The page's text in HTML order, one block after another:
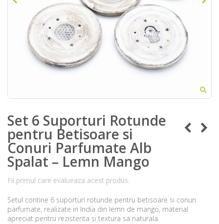
Set 6 Suporturi Rotunde
pentru Betisoare si
Conuri Parfumate Alb
Spalat – Lemn Mango
Fii primul care evalueaza acest produs.
Setul contine 6 suporturi rotunde pentru betisoare si conuri
parfumate, realizate in India din lemn de mango, material
apreciat pentru rezistenta si textura sa naturala.